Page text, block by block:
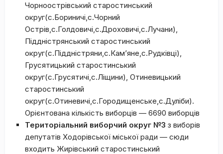
Чорноострівський старостинський
округ(с.Бориничі,с.Чорний
Острів,с.Голдовичі,с.Дроховичі,с.Лучани),
Піддністрянський старостинський
округ(с.Піддністряни,с.Кам’яне,с.Рудківці),
Грусятицький старостинський
округ(с.Грусятичі,с.Ліщини), Отиневицький
старостинський
округ(с.Отиневичі,с.Городищенське,с.Дуліби).
Орієнтована кількість виборців — 6690 виборців
Територіальний виборчий округ №3 з виборів
депутатів Ходорівської міської ради — сюди
входить Жирівський старостинський